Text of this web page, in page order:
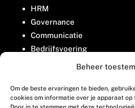
Beheer
Om de beste ervaringen te bieden,
cookies om informatie over je apparaat
HRM
Governance
Communicatie
Bedrijfsvoering
Belangenbehartiging
Contact